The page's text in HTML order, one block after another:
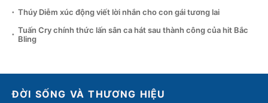
Thúy Diễm xúc động viết lời nhắn cho con gái tương lai
Tuấn Cry chính thức lấn sân ca hát sau thành công của hit Bắc
Bling
ĐỜI SỐNG VÀ THƯƠNG HIỆU